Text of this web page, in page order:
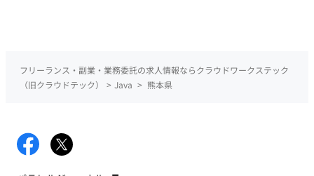
フリーランス・副業・業務委託の求人情報ならクラウドワークステック
（旧クラウドテック）
> Java > 熊本県